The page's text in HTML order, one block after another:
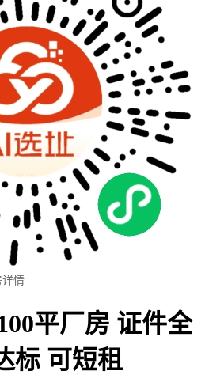
详情
平厂房 证件全
标 可短租